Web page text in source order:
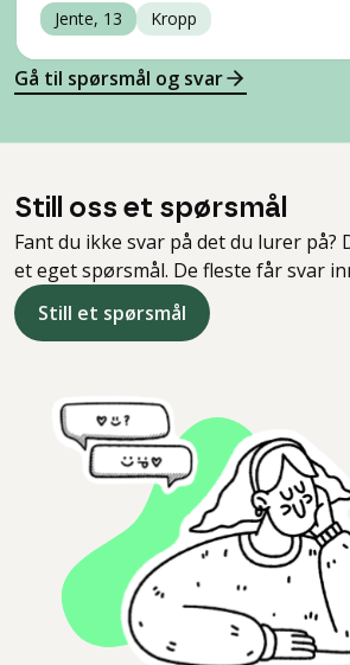
Jente, 13 Kropp
Gå til spørsmål og svar
Still oss et spørsmål
Fant du ikke svar på det du lurer på?
et eget spørsmål. De fleste får svar
Still et spørsmål